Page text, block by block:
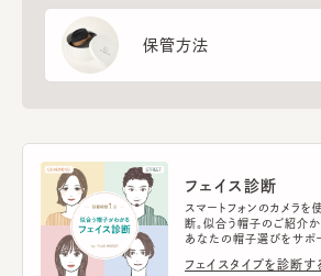
保管方法
フェイス診断
スマートフォンのカメラを
断。似合う帽子のご紹介か
あなたの帽子選びをサポー
フェイスタイプを診断す